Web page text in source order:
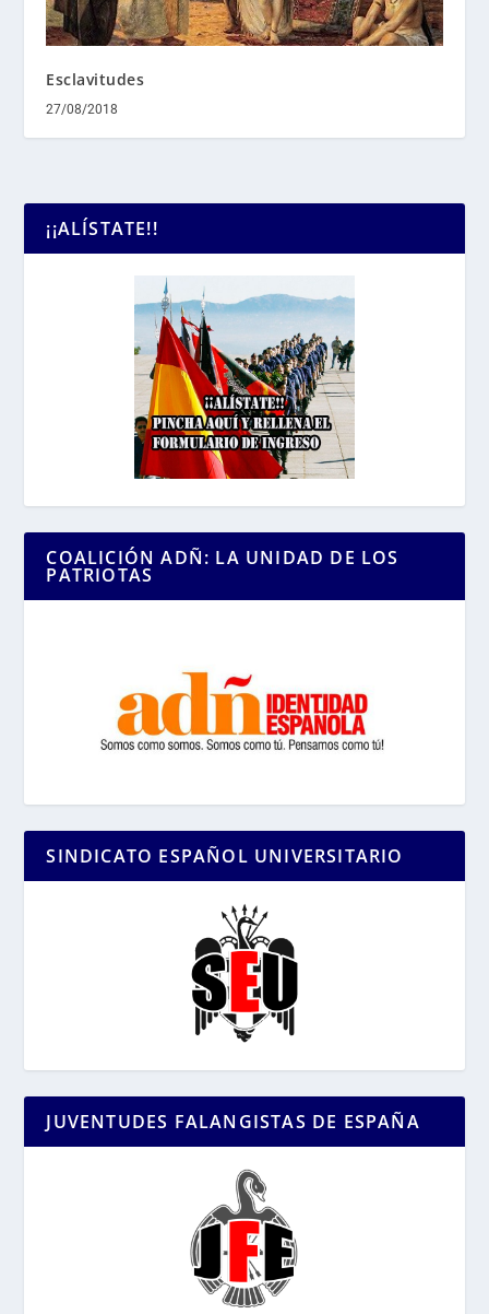
Esclavitudes
27/08/2018
¡¡ALÍSTATE!!
COALICIÓN ADÑ: LA UNIDAD DE LOS
PATRIOTAS
SINDICATO ESPAÑOL UNIVERSITARIO
JUVENTUDES FALANGISTAS DE ESPAÑA